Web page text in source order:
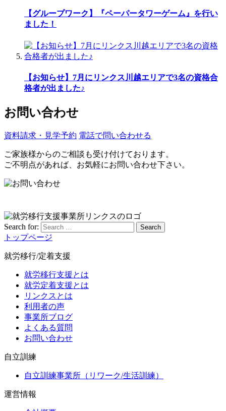
【グループワーク】『ペーパータワーゲーム』を行い
ました！
【お知らせ】7月にリンクス川越エリアで3名の資格合
格者が出ました♪
お問い合わせ
資料請求・見学予約 電話で問い合わせる
ご家族様からのご相談も受け付けております。
ご不明点があれば、お気軽にお問い合わせ下さい。
Search for: Search
トップページ
就労移行/定着支援
就労移行支援とは
就労定着支援とは
リンクスとは
利用者の声
事業所ブログ
よくある質問
お問い合わせ
自立訓練
自立訓練事業所（リワーク/生活訓練）
運営情報